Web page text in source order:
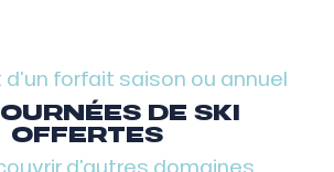
d'un forfait saison ou annuel
DE SKI
OFFERTES
d'autres domaines